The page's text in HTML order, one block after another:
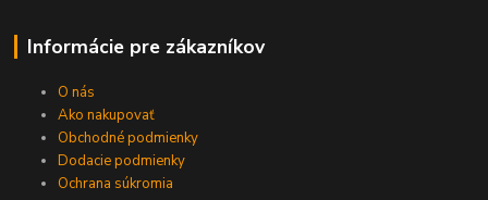
Informácie pre zákazníkov
O nás
Ako nakupovať
Obchodné podmienky
Dodacie podmienky
Ochrana súkromia